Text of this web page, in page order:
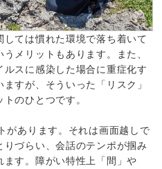
しては慣れた環境で落ち着いて
メリットもあります。また、
スに感染した場合に重症化す
すが、そういった「リスク」
のひとつです。
があります。それは画面越しで
づらい、会話のテンポが掴み
す。障がい特性上「間」や